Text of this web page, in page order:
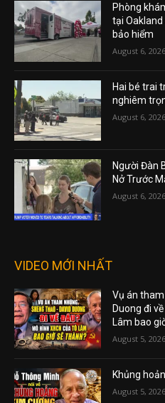
Phòng
tại Oakland
bảo hiểm
August 6, 2026
Hai bé trai
nghiêm
August 6, 2026
Người Đàn
Nở Trước
August 6, 2026
VIDEO MỚI NHẤT
Vụ án
Duong đi
Lâm bao
August 5, 2026
Khủng
August 5, 2026